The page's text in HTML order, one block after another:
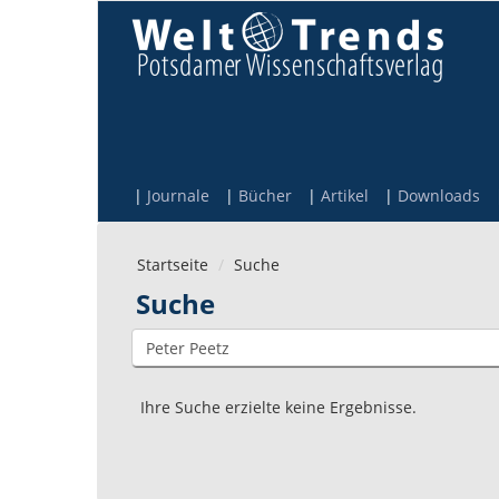
Journale Bücher Artikel Downloads
Startseite Suche
Suche
Ihre Suche erzielte keine Ergebnisse.